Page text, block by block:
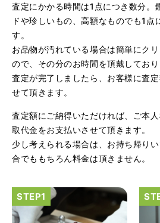
（大阪府大阪市）とてもプロな鑑定
なって頂いてありがとうございます
さがなく、とても入ってゆっくりで
高いお店です。また鑑定士さんに会
査定にかかる時間は1点につき数分。
ドや珍しいもの、高額なものでも1
す。
お品物が汚れている場合は簡単にク
ので、その分のお時間を頂戴しており
査定が完了しましたら、お客様に査
せて頂きます。
査定額にご納得いただければ、ご本
取代金をお支払いさせて頂きます。
少し考えられる場合は、お持ち帰り
合でももちろん料金は頂きません。